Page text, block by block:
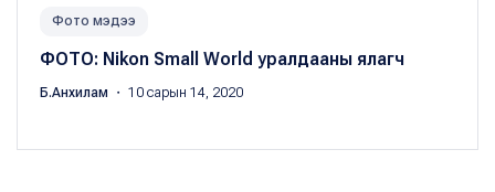
Фото мэдээ
ФОТО: Nikon Small World уралдааны ялагч
Б.Анхилам ・ 10 сарын 14, 2020